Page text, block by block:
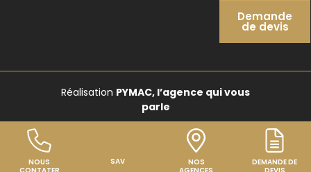
NOUS
SAV
NOS
DEMANDE DE
Demande
de devis
Réalisation PYMAC, l’agence qui vous
parle